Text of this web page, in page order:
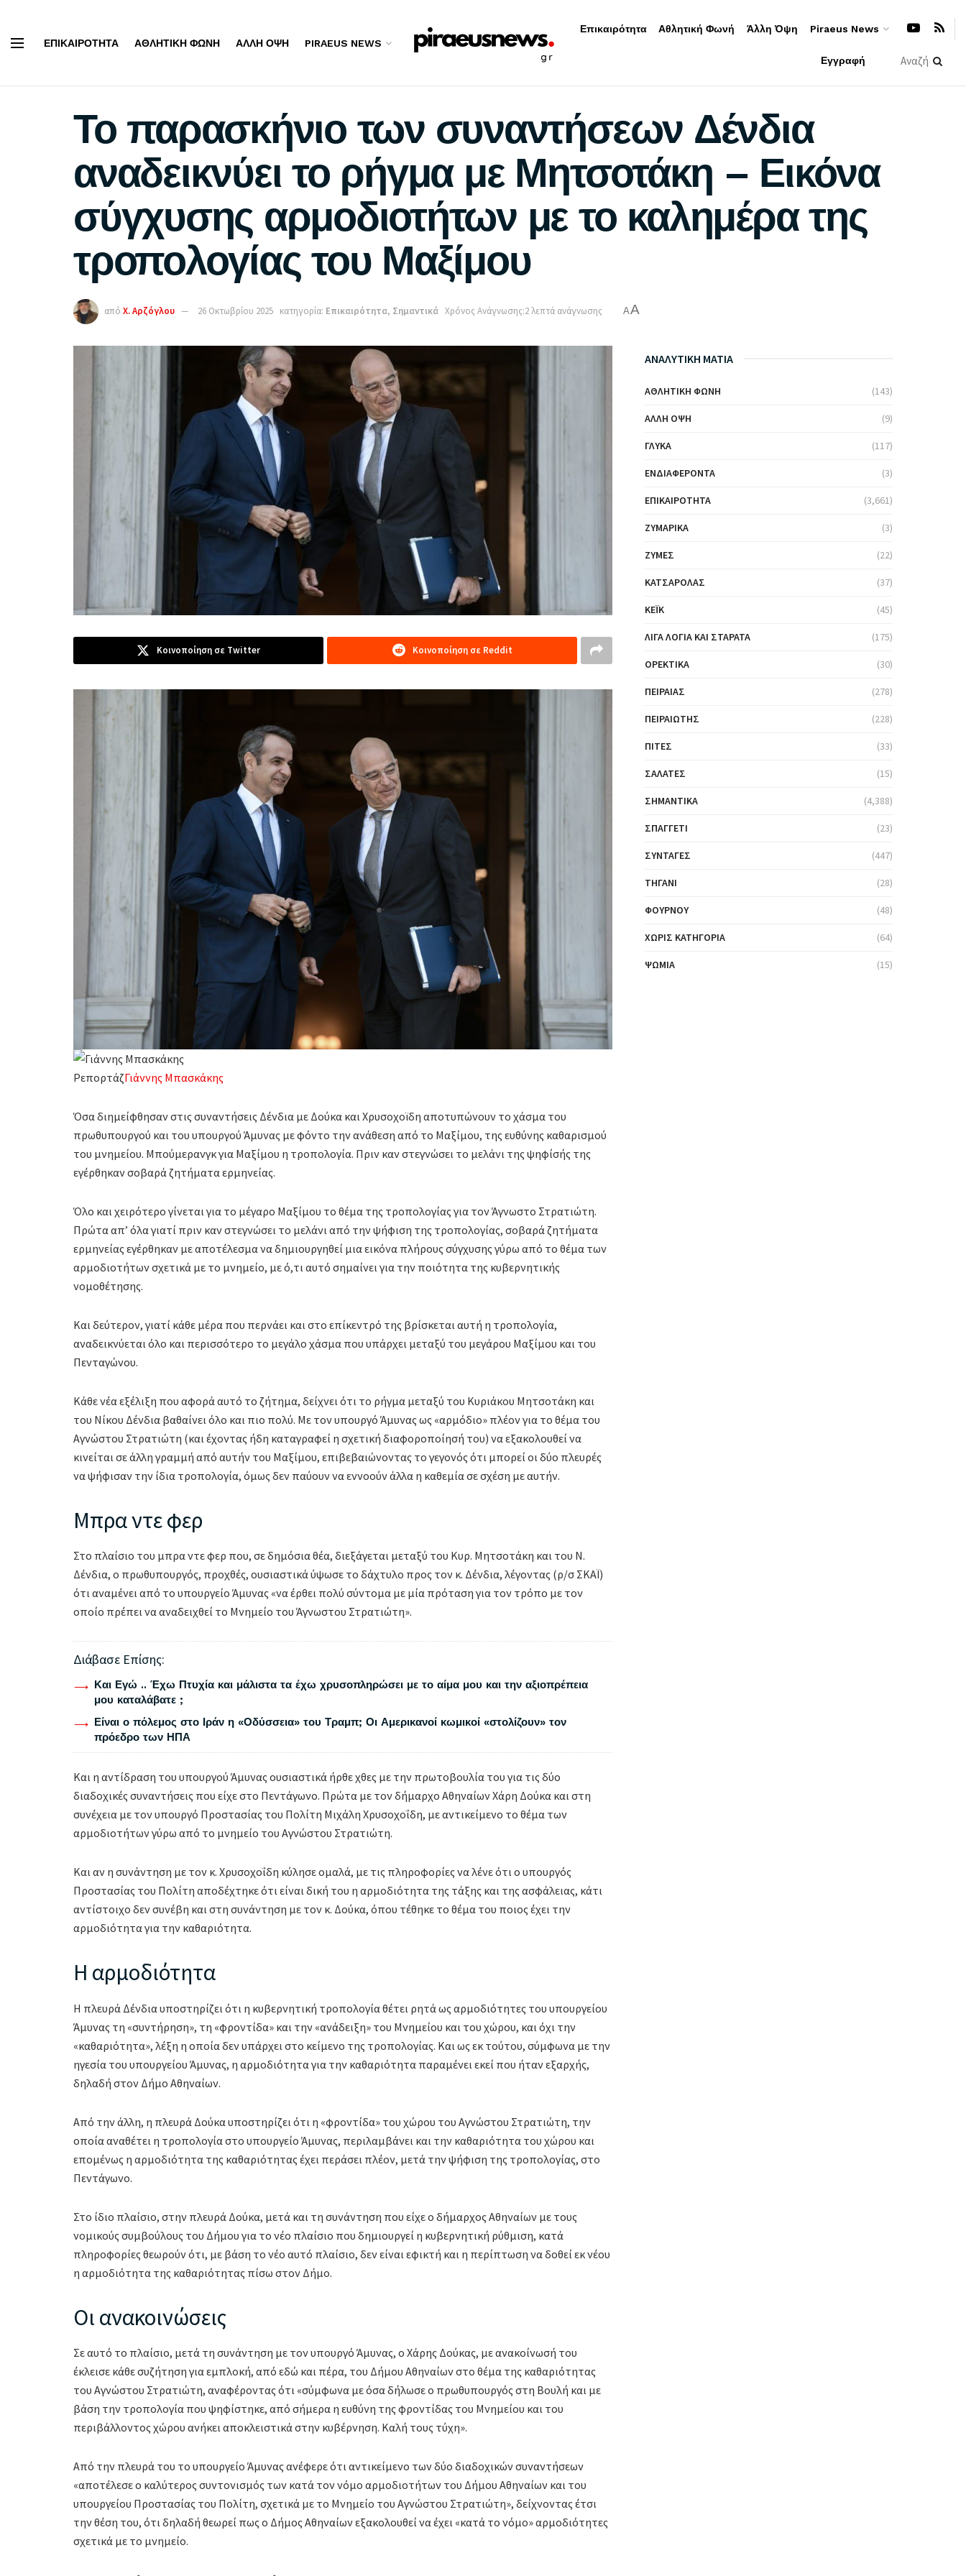
ΕΠΙΚΑΙΡΌΤΗΤΑ ΑΘΛΗΤΙΚΉ ΦΩΝΉ ΆΛΛΗ ΌΨΗ PIRAEUS NEWS
Επικαιρότητα Αθλητική Φωνή Άλλη Όψη Piraeus News
Εγγραφή
Το παρασκήνιο των συναντήσεων Δένδια
αναδεικνύει το ρήγμα με Μητσοτάκη – Εικόνα
σύγχυσης αρμοδιοτήτων με το καλημέρα της
τροπολογίας του Μαξίμου
από Χ. Αρζόγλου 26 Οκτωβρίου 2025 κατηγορία: Επικαιρότητα, Σημαντικά Χρόνος Ανάγνωσης:2 λεπτά ανάγνωσης AA
Κοινοποίηση σε Twitter Κοινοποίηση σε Reddit
ΡεπορτάζΓιάννης Μπασκάκης
Όσα διημείφθησαν στις συναντήσεις Δένδια με Δούκα και Χρυσοχοϊδη αποτυπώνουν το χάσμα του
πρωθυπουργού και του υπουργού Άμυνας με φόντο την ανάθεση από το Μαξίμου, της ευθύνης καθαρισμού
του μνημείου. Μπούμερανγκ για Μαξίμου η τροπολογία. Πριν καν στεγνώσει το μελάνι της ψηφίσής της
εγέρθηκαν σοβαρά ζητήματα ερμηνείας.
Όλο και χειρότερο γίνεται για το μέγαρο Μαξίμου το θέμα της τροπολογίας για τον Άγνωστο Στρατιώτη.
Πρώτα απ’ όλα γιατί πριν καν στεγνώσει το μελάνι από την ψήφιση της τροπολογίας, σοβαρά ζητήματα
ερμηνείας εγέρθηκαν με αποτέλεσμα να δημιουργηθεί μια εικόνα πλήρους σύγχυσης γύρω από το θέμα των
αρμοδιοτήτων σχετικά με το μνημείο, με ό,τι αυτό σημαίνει για την ποιότητα της κυβερνητικής
νομοθέτησης.
Και δεύτερον, γιατί κάθε μέρα που περνάει και στο επίκεντρό της βρίσκεται αυτή η τροπολογία,
αναδεικνύεται όλο και περισσότερο το μεγάλο χάσμα που υπάρχει μεταξύ του μεγάρου Μαξίμου και του
Πενταγώνου.
Κάθε νέα εξέλιξη που αφορά αυτό το ζήτημα, δείχνει ότι το ρήγμα μεταξύ του Κυριάκου Μητσοτάκη και
του Νίκου Δένδια βαθαίνει όλο και πιο πολύ. Με τον υπουργό Άμυνας ως «αρμόδιο» πλέον για το θέμα του
Αγνώστου Στρατιώτη (και έχοντας ήδη καταγραφεί η σχετική διαφοροποίησή του) να εξακολουθεί να
κινείται σε άλλη γραμμή από αυτήν του Μαξίμου, επιβεβαιώνοντας το γεγονός ότι μπορεί οι δύο πλευρές
να ψήφισαν την ίδια τροπολογία, όμως δεν παύουν να εννοούν άλλα η καθεμία σε σχέση με αυτήν.
Μπρα ντε φερ
Στο πλαίσιο του μπρα ντε φερ που, σε δημόσια θέα, διεξάγεται μεταξύ του Κυρ. Μητσοτάκη και του Ν.
Δένδια, ο πρωθυπουργός, προχθές, ουσιαστικά ύψωσε το δάχτυλο προς τον κ. Δένδια, λέγοντας (ρ/σ ΣΚΑΪ)
ότι αναμένει από το υπουργείο Άμυνας «να έρθει πολύ σύντομα με μία πρόταση για τον τρόπο με τον
οποίο πρέπει να αναδειχθεί το Μνημείο του Άγνωστου Στρατιώτη».
Διάβασε Επίσης:
Και Εγώ .. Έχω Πτυχία και μάλιστα τα έχω χρυσοπληρώσει με το αίμα μου και την αξιοπρέπεια
μου καταλάβατε ;
Είναι ο πόλεμος στο Ιράν η «Οδύσσεια» του Τραμπ; Οι Αμερικανοί κωμικοί «στολίζουν» τον
πρόεδρο των ΗΠΑ
Και η αντίδραση του υπουργού Άμυνας ουσιαστικά ήρθε χθες με την πρωτοβουλία του για τις δύο
διαδοχικές συναντήσεις που είχε στο Πεντάγωνο. Πρώτα με τον δήμαρχο Αθηναίων Χάρη Δούκα και στη
συνέχεια με τον υπουργό Προστασίας του Πολίτη Μιχάλη Χρυσοχοΐδη, με αντικείμενο το θέμα των
αρμοδιοτήτων γύρω από το μνημείο του Αγνώστου Στρατιώτη.
Και αν η συνάντηση με τον κ. Χρυσοχοΐδη κύλησε ομαλά, με τις πληροφορίες να λένε ότι ο υπουργός
Προστασίας του Πολίτη αποδέχτηκε ότι είναι δική του η αρμοδιότητα της τάξης και της ασφάλειας, κάτι
αντίστοιχο δεν συνέβη και στη συνάντηση με τον κ. Δούκα, όπου τέθηκε το θέμα του ποιος έχει την
αρμοδιότητα για την καθαριότητα.
Η αρμοδιότητα
Η πλευρά Δένδια υποστηρίζει ότι η κυβερνητική τροπολογία θέτει ρητά ως αρμοδιότητες του υπουργείου
Άμυνας τη «συντήρηση», τη «φροντίδα» και την «ανάδειξη» του Μνημείου και του χώρου, και όχι την
«καθαριότητα», λέξη η οποία δεν υπάρχει στο κείμενο της τροπολογίας. Και ως εκ τούτου, σύμφωνα με την
ηγεσία του υπουργείου Άμυνας, η αρμοδιότητα για την καθαριότητα παραμένει εκεί που ήταν εξαρχής,
δηλαδή στον Δήμο Αθηναίων.
Από την άλλη, η πλευρά Δούκα υποστηρίζει ότι η «φροντίδα» του χώρου του Αγνώστου Στρατιώτη, την
οποία αναθέτει η τροπολογία στο υπουργείο Άμυνας, περιλαμβάνει και την καθαριότητα του χώρου και
επομένως η αρμοδιότητα της καθαριότητας έχει περάσει πλέον, μετά την ψήφιση της τροπολογίας, στο
Πεντάγωνο.
Στο ίδιο πλαίσιο, στην πλευρά Δούκα, μετά και τη συνάντηση που είχε ο δήμαρχος Αθηναίων με τους
νομικούς συμβούλους του Δήμου για το νέο πλαίσιο που δημιουργεί η κυβερνητική ρύθμιση, κατά
πληροφορίες θεωρούν ότι, με βάση το νέο αυτό πλαίσιο, δεν είναι εφικτή και η περίπτωση να δοθεί εκ νέου
η αρμοδιότητα της καθαριότητας πίσω στον Δήμο.
Οι ανακοινώσεις
Σε αυτό το πλαίσιο, μετά τη συνάντηση με τον υπουργό Άμυνας, ο Χάρης Δούκας, με ανακοίνωσή του
έκλεισε κάθε συζήτηση για εμπλοκή, από εδώ και πέρα, του Δήμου Αθηναίων στο θέμα της καθαριότητας
του Αγνώστου Στρατιώτη, αναφέροντας ότι «σύμφωνα με όσα δήλωσε ο πρωθυπουργός στη Βουλή και με
βάση την τροπολογία που ψηφίστηκε, από σήμερα η ευθύνη της φροντίδας του Μνημείου και του
περιβάλλοντος χώρου ανήκει αποκλειστικά στην κυβέρνηση. Καλή τους τύχη».
Από την πλευρά του το υπουργείο Άμυνας ανέφερε ότι αντικείμενο των δύο διαδοχικών συναντήσεων
«αποτέλεσε ο καλύτερος συντονισμός των κατά τον νόμο αρμοδιοτήτων του Δήμου Αθηναίων και του
υπουργείου Προστασίας του Πολίτη, σχετικά με το Μνημείο του Αγνώστου Στρατιώτη», δείχνοντας έτσι
την θέση του, ότι δηλαδή θεωρεί πως ο Δήμος Αθηναίων εξακολουθεί να έχει «κατά το νόμο» αρμοδιότητες
σχετικά με το μνημείο.
ΑΝΑΛΥΤΙΚΗ ΜΑΤΙΑ
ΑΘΛΗΤΙΚΉ ΦΩΝΉ (143)
ΆΛΛΗ ΌΨΗ (9)
ΓΛΥΚΆ (117)
ΕΝΔΙΑΦΈΡΟΝΤΑ (3)
ΕΠΙΚΑΙΡΌΤΗΤΑ (3,661)
ΖΥΜΑΡΙΚΆ (3)
ΖΎΜΕΣ (22)
ΚΑΤΣΑΡΌΛΑΣ (37)
ΚΈΙΚ (45)
ΛΊΓΑ ΛΌΓΙΑ ΚΑΙ ΣΤΑΡΆΤΑ (175)
ΟΡΕΚΤΙΚΆ (30)
ΠΕΙΡΑΙΆΣ (278)
ΠΕΙΡΑΙΏΤΗΣ (228)
ΠΊΤΕΣ (33)
ΣΑΛΆΤΕΣ (15)
ΣΗΜΑΝΤΙΚΆ (4,388)
ΣΠΑΓΓΈΤΙ (23)
ΣΥΝΤΑΓΈΣ (447)
ΤΗΓΆΝΙ (28)
ΦΟΎΡΝΟΥ (48)
ΧΩΡΊΣ ΚΑΤΗΓΟΡΊΑ (64)
ΨΩΜΙΆ (15)